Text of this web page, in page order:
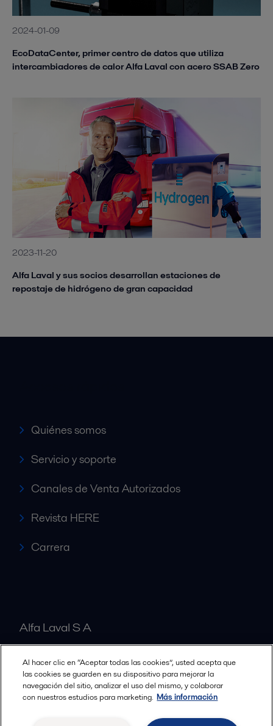
2024-01-09
EcoDataCenter, primer centro de datos que utiliza
intercambiadores de calor Alfa Laval con acero SSAB Zero
2023-11-20
Alfa Laval y sus socios desarrollan estaciones de
repostaje de hidrógeno de gran capacidad
Quiénes somos
Servicio y soporte
Canales de Venta Autorizados
Revista HERE
Carrera
Alfa Laval S A
Nuestras oficinas
Términos y condiciones legales
Al hacer clic en “Aceptar todas las cookies”, usted acepta que
las cookies se guarden en su dispositivo para mejorar la
navegación del sitio, analizar el uso del mismo, y colaborar
con nuestros estudios para marketing. Más información